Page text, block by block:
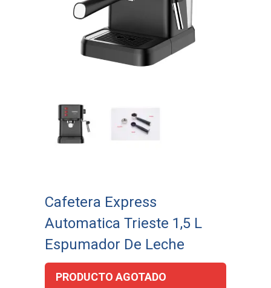
Cafetera Express
Automatica Trieste 1,5 L
Espumador De Leche
PRODUCTO AGOTADO